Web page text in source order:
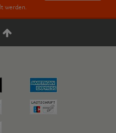
werden.